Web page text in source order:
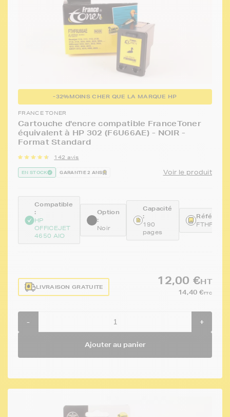
-32%MOINS CHER QUE LA MARQUE HP
FRANCE TONER
Cartouche d'encre compatible FranceToner
équivalent à HP 302 (F6U66AE) - NOIR -
Format Standard
142 avis
EN STOCK GARANTIE 2 ANS Voir le produit
Compatible
:
HP
OFFICEJET
4650 AIO
Option
:
Noir
Capacité
:
190
pages
LIVRAISON GRATUITE
12,00 €HT
14,40 €TTC
- +
Ajouter au panier